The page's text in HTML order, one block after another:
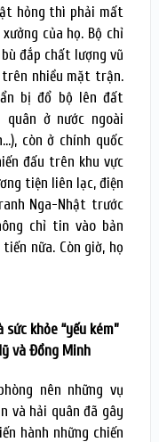
hỏng thì phải mất
của họ. Bộ chỉ
đắp chất lượng vũ
nhiều mặt trận.
bị đổ bộ lên đất
ở nước ngoài
còn ở chính quốc
đấu trên khu vực
tiện liên lạc, điện
Nga-Nhật trước
chỉ tin vào bản
nữa. Còn giờ, họ
khỏe “yếu kém”
và Đồng Minh
nên những vụ
và hải quân đã gây
hành những chiến